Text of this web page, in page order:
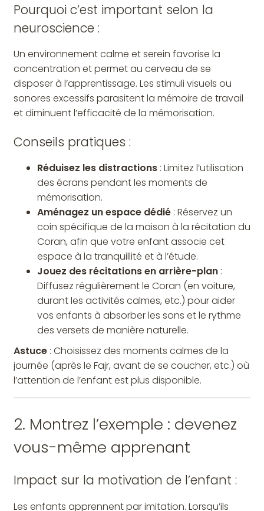
Pourquoi c’est important selon la
neuroscience :
Un environnement calme et serein favorise la
concentration et permet au cerveau de se
disposer à l’apprentissage. Les stimuli visuels ou
sonores excessifs parasitent la mémoire de travail
et diminuent l’efficacité de la mémorisation.
Conseils pratiques :
Réduisez les distractions : Limitez l’utilisation
des écrans pendant les moments de
mémorisation.
Aménagez un espace dédié : Réservez un
coin spécifique de la maison à la récitation du
Coran, afin que votre enfant associe cet
espace à la tranquillité et à l’étude.
Jouez des récitations en arrière-plan :
Diffusez régulièrement le Coran (en voiture,
durant les activités calmes, etc.) pour aider
vos enfants à absorber les sons et le rythme
des versets de manière naturelle.
Astuce : Choisissez des moments calmes de la
journée (après le Fajr, avant de se coucher, etc.) où
l’attention de l’enfant est plus disponible.
2. Montrez l’exemple : devenez
vous-même apprenant
Impact sur la motivation de l’enfant :
Les enfants apprennent par imitation. Lorsqu’ils